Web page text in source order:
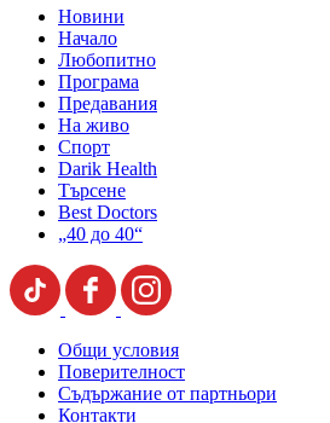
Новини
Начало
Любопитно
Програма
Предавания
На живо
Спорт
Darik Health
Търсене
Best Doctors
„40 до 40“
Общи условия
Поверителност
Съдържание от партньори
Контакти